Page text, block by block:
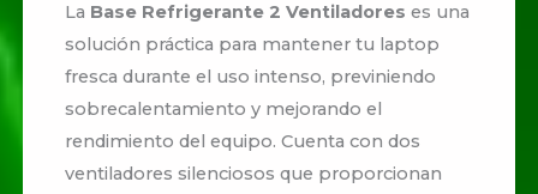
La Base Refrigerante 2 Ventiladores es una
solución práctica para mantener tu laptop
fresca durante el uso intenso, previniendo
sobrecalentamiento y mejorando el
rendimiento del equipo. Cuenta con dos
ventiladores silenciosos que proporcionan